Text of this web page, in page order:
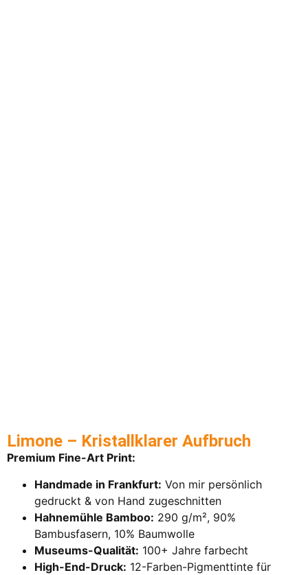
Limone – Kristallklarer Aufbruch
Premium Fine-Art Print:
Handmade in Frankfurt: Von mir persönlich
gedruckt & von Hand zugeschnitten
Hahnemühle Bamboo: 290 g/m², 90%
Bambusfasern, 10% Baumwolle
Museums-Qualität: 100+ Jahre farbecht
High-End-Druck: 12-Farben-Pigmenttinte für